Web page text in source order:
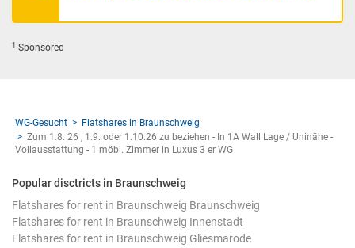
1 Sponsored
WG-Gesucht
Flatshares in Braunschweig
Zum 1.8. 26 , 1.9. oder 1.10.26 zu beziehen - In 1A Wall Lage / Uninähe -
Vollausstattung - 1 möbl. Zimmer in Luxus 3 er WG
Popular disctricts in Braunschweig
Flatshares for rent in Braunschweig Braunschweig
Flatshares for rent in Braunschweig Innenstadt
Flatshares for rent in Braunschweig Gliesmarode